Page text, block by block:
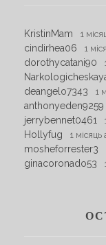
KristinMam 1
cindirhea06 1
dorothycatani90
deangelo7343 1
anthonyeden9259
jerrybennet0461
Hollyfug 1 місяць
mosheforrester3
ginacoronado53